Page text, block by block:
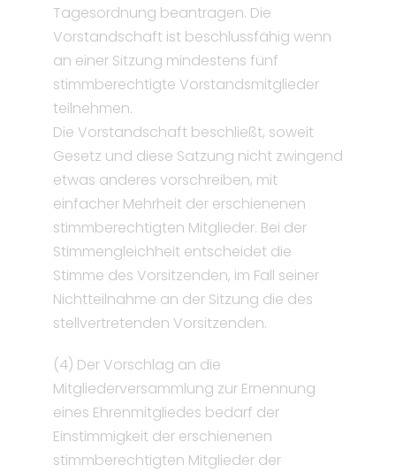
Tagesordnung beantragen. Die
Vorstandschaft ist beschlussfähig wenn
an einer Sitzung mindestens fünf
stimmberechtigte Vorstandsmitglieder
teilnehmen.
Die Vorstandschaft beschließt, soweit
Gesetz und diese Satzung nicht zwingend
etwas anderes vorschreiben, mit
einfacher Mehrheit der erschienenen
stimmberechtigten Mitglieder. Bei der
Stimmengleichheit entscheidet die
Stimme des Vorsitzenden, im Fall seiner
Nichtteilnahme an der Sitzung die des
stellvertretenden Vorsitzenden.
(4) Der Vorschlag an die
Mitgliederversammlung zur Ernennung
eines Ehrenmitgliedes bedarf der
Einstimmigkeit der erschienenen
stimmberechtigten Mitglieder der